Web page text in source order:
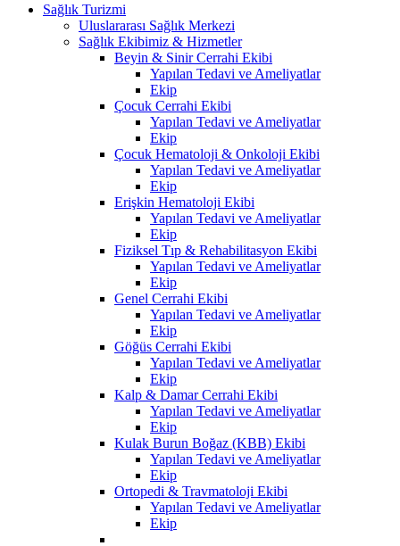
Sağlık Turizmi
Uluslararası Sağlık Merkezi
Sağlık Ekibimiz & Hizmetler
Beyin & Sinir Cerrahi Ekibi
Yapılan Tedavi ve Ameliyatlar
Ekip
Çocuk Cerrahi Ekibi
Yapılan Tedavi ve Ameliyatlar
Ekip
Çocuk Hematoloji & Onkoloji Ekibi
Yapılan Tedavi ve Ameliyatlar
Ekip
Erişkin Hematoloji Ekibi
Yapılan Tedavi ve Ameliyatlar
Ekip
Fiziksel Tıp & Rehabilitasyon Ekibi
Yapılan Tedavi ve Ameliyatlar
Ekip
Genel Cerrahi Ekibi
Yapılan Tedavi ve Ameliyatlar
Ekip
Göğüs Cerrahi Ekibi
Yapılan Tedavi ve Ameliyatlar
Ekip
Kalp & Damar Cerrahi Ekibi
Yapılan Tedavi ve Ameliyatlar
Ekip
Kulak Burun Boğaz (KBB) Ekibi
Yapılan Tedavi ve Ameliyatlar
Ekip
Ortopedi & Travmatoloji Ekibi
Yapılan Tedavi ve Ameliyatlar
Ekip